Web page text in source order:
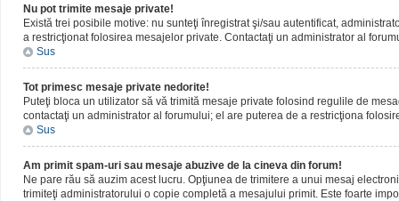
Nu pot trimite mesaje private!
Există trei posibile motive: nu sunteţi înregistrat şi/sau autentificat,
a restricţionat folosirea mesajelor private. Contactaţi un administrator al
Sus
Tot primesc mesaje private nedorite!
Puteţi bloca un utilizator să vă trimită mesaje private folosind regulile de
contactaţi un administrator al forumului; el are puterea de a restricţiona
Sus
Am primit spam-uri sau mesaje abuzive de la cineva din forum!
Ne pare rău să auzim acest lucru. Opţiunea de trimitere a unui mesaj
trimiteţi administratorului o copie completă a mesajului primit. Este foarte